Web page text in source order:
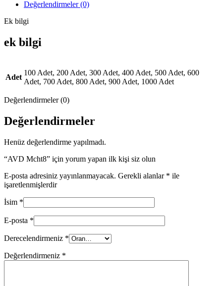
Değerlendirmeler (0)
Ek bilgi
ek bilgi
Adet
100 Adet, 200 Adet, 300 Adet, 400 Adet, 500 Adet, 600
Adet, 700 Adet, 800 Adet, 900 Adet, 1000 Adet
Değerlendirmeler (0)
Değerlendirmeler
Henüz değerlendirme yapılmadı.
“AVD Mcht8” için yorum yapan ilk kişi siz olun
E-posta adresiniz yayınlanmayacak. Gerekli alanlar * ile
işaretlenmişlerdir
İsim *
E-posta *
Derecelendirmeniz *
Değerlendirmeniz *